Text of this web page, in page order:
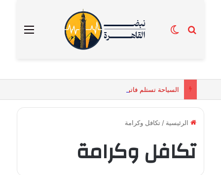
القائمة بحث عنالوضع المظلم
الرئيسية / تكافل وكرامة
تكافل وكرامة